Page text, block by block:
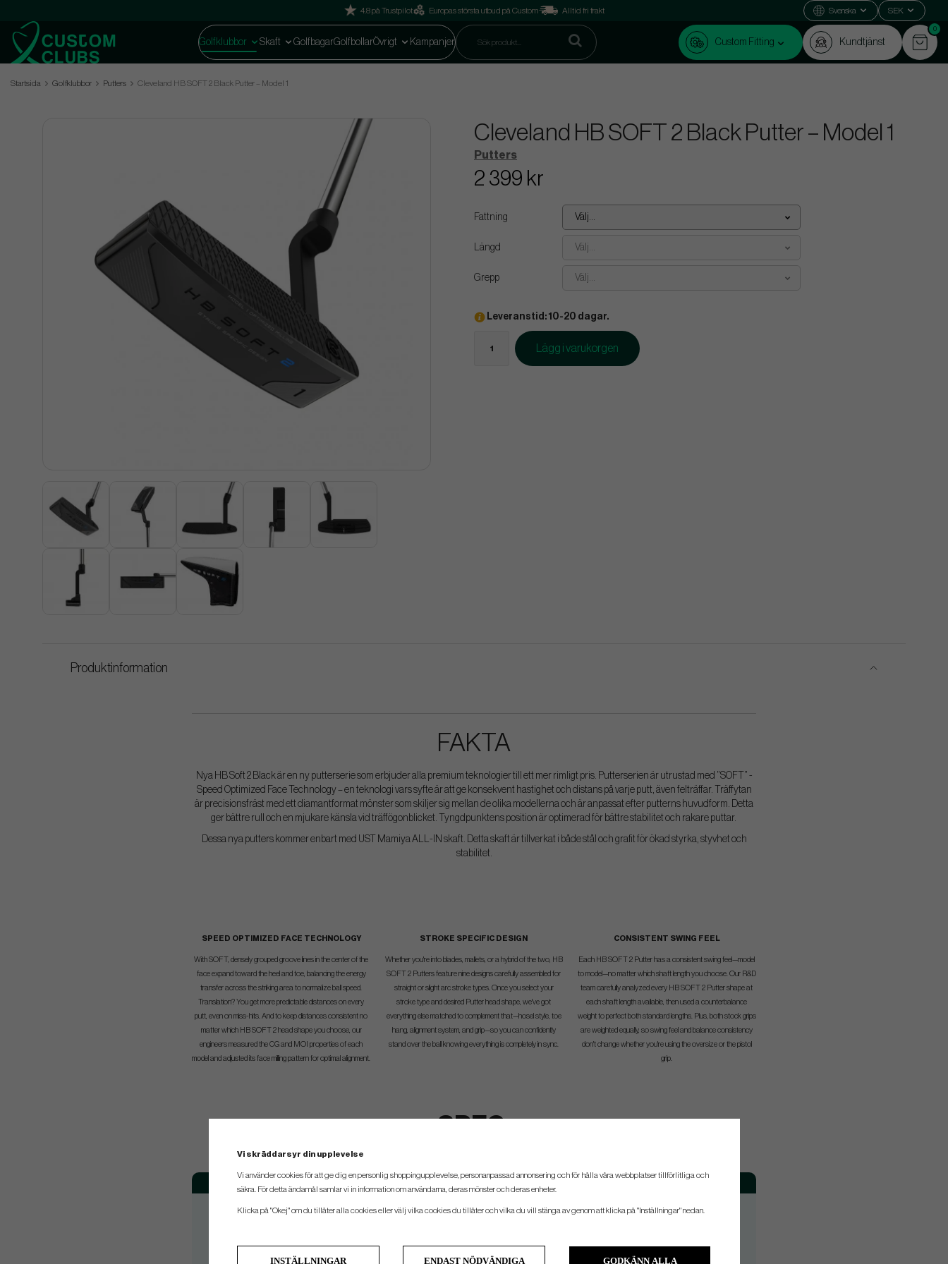
4.8 på Trustpilot Europas största utbud på Custom Alltid fri frakt Svenska SEK
Golfklubbor Skaft GolfbagarGolfbollarÖvrigt Kampanjer Custom Fitting Kundtjänst
0
Startsida Golfklubbor Putters Cleveland HB SOFT 2 Black Putter – Model 1
Cleveland HB SOFT 2 Black Putter – Model 1
Putters
2 399 kr
Fattning Välj...
Längd Välj...
Grepp Välj...
Leveranstid: 10-20 dagar.
Lägg i varukorgen
Produktinformation
FAKTA
Nya HB Soft 2 Black är en ny putterserie som erbjuder alla premium teknologier till ett mer rimligt pris. Putterserien är utrustad med ”SOFT” -
Speed Optimized Face Technology – en teknologi vars syfte är att ge konsekvent hastighet och distans på varje putt, även felträffar. Träffytan
är precisionsfräst med ett diamantformat mönster som skiljer sig mellan de olika modellerna och är anpassat efter putterns huvudform. Detta
ger bättre rull och en mjukare känsla vid träffögonblicket. Tyngdpunktens position är optimerad för bättre stabilitet och rakare puttar.
Dessa nya putters kommer enbart med UST Mamiya ALL-IN skaft. Detta skaft är tillverkat i både stål och grafit för ökad styrka, styvhet och
stabilitet.
SPEED OPTIMIZED FACE TECHNOLOGY
With SOFT, densely grouped groove lines in the center of the
face expand toward the heel and toe, balancing the energy
transfer across the striking area to normalize ball speed.
Translation? You get more predictable distances on every
putt, even on miss-hits. And to keep distances consistent no
matter which HB SOFT 2 head shape you choose, our
engineers measured the CG and MOI properties of each
model and adjusted its face milling pattern for optimal alignment.
STROKE SPECIFIC DESIGN
Whether you're into blades, mallets, or a hybrid of the two, HB
SOFT 2 Putters feature nine designs carefully assembled for
straight or slight arc stroke types. Once you select your
stroke type and desired Putter head shape, we've got
everything else matched to complement that—hosel style, toe
hang, alignment system, and grip—so you can confidently
stand over the ball knowing everything is completely in sync.
CONSISTENT SWING FEEL
Each HB SOFT 2 Putter has a consistent swing feel—model
to model—no matter which shaft length you choose. Our R&D
team carefully analyzed every HB SOFT 2 Putter shape at
each shaft length available, then used a counterbalance
weight to perfect both standard lengths. Plus, both stock grips
are weighted equally, so swing feel and balance consistency
don't change whether you're using the oversize or the pistol
grip.
SPEC.
Modell Längd Loft Lie Toe Hang Hosel Stroke Type Fattning
Vi skräddarsyr din upplevelse
Vi använder cookies för att ge dig en personlig shoppingupplevelse, personanpassad annonsering och för hålla våra webbplatser tillförlitliga och
säkra. För detta ändamål samlar vi in information om användarna, deras mönster och deras enheter.
Klicka på "Okej" om du tillåter alla cookies eller välj vilka cookies du tillåter och vilka du vill stänga av genom att klicka på "Inställningar" nedan.
INSTÄLLNINGAR ENDAST NÖDVÄNDIGA GODKÄNN ALLA